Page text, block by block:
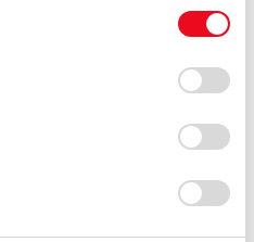
キー)が保存されることに同
クッキー)のオプトアウト、
するにあたっては、当社の
り扱いについて
」をご覧くだ